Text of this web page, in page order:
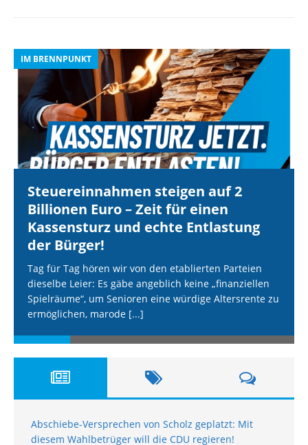
IM BRENNPUNKT
Steuereinnahmen steigen auf 2
Billionen Euro – Zeit für einen
Kassensturz und echte Entlastung
der Bürger!
Tag für Tag hören wir von den etablierten Parteien
dieselbe Leier: Es gäbe angeblich keine „finanziellen
Spielräume“, um Senioren eine würdige Altersrente zu
ermöglichen, marode [...]
Abschiebe-Versprechen von Scholz geplatzt: Mit
diesem Wahlbetrüger will die CDU regieren!